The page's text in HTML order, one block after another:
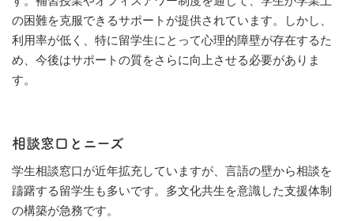
の困難を克服できるサポートが提供されています。しかし、
利用率が低く、特に留学生にとって心理的障壁が存在するた
め、今後はサポートの質をさらに向上させる必要がありま
す。
相談窓口とニーズ
学生相談窓口が近年拡充していますが、言語の壁から相談を
躊躇する留学生も多いです。多文化共生を意識した支援体制
の構築が急務です。